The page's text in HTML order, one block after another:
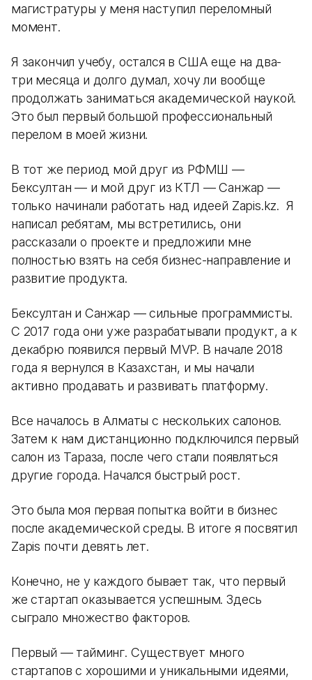
магистратуры у меня наступил переломный
момент.
Я закончил учебу, остался в США еще на два-
три месяца и долго думал, хочу ли вообще
продолжать заниматься академической наукой.
Это был первый большой профессиональный
перелом в моей жизни.
В тот же период мой друг из РФМШ —
Бексултан — и мой друг из КТЛ — Санжар —
только начинали работать над идеей Zapis.kz. Я
написал ребятам, мы встретились, они
рассказали о проекте и предложили мне
полностью взять на себя бизнес-направление и
развитие продукта.
Бексултан и Санжар — сильные программисты.
С 2017 года они уже разрабатывали продукт, а к
декабрю появился первый MVP. В начале 2018
года я вернулся в Казахстан, и мы начали
активно продавать и развивать платформу.
Все началось в Алматы с нескольких салонов.
Затем к нам дистанционно подключился первый
салон из Тараза, после чего стали появляться
другие города. Начался быстрый рост.
Это была моя первая попытка войти в бизнес
после академической среды. В итоге я посвятил
Zapis почти девять лет.
Конечно, не у каждого бывает так, что первый
же стартап оказывается успешным. Здесь
сыграло множество факторов.
Первый — тайминг. Существует много
стартапов с хорошими и уникальными идеями,